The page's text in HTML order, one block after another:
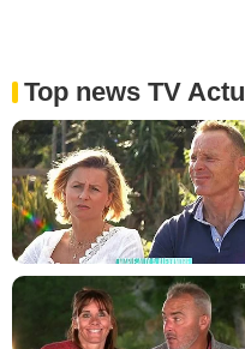
Top news TV Actu